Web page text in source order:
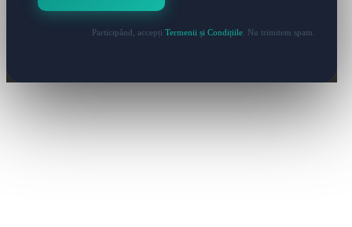
Participând, accepți Termenii și Condițiile. Nu trimitem spam.